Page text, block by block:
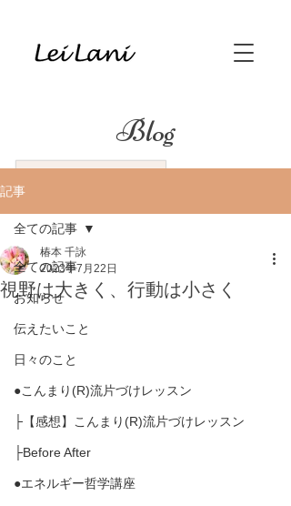
Blog
記事
全ての記事
お知らせ
伝えたいこと
日々のこと
●こんまり(R)流片づけレッスン
├【感想】こんまり(R)流片づけレッスン
├Before After
●エネルギー哲学講座
全ての記事
視野は大きく、行動は小さく
椿本 千詠
2023年7月22日